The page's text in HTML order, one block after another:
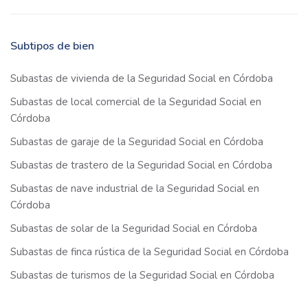
Subtipos de bien
Subastas de vivienda de la Seguridad Social en Córdoba
Subastas de local comercial de la Seguridad Social en
Córdoba
Subastas de garaje de la Seguridad Social en Córdoba
Subastas de trastero de la Seguridad Social en Córdoba
Subastas de nave industrial de la Seguridad Social en
Córdoba
Subastas de solar de la Seguridad Social en Córdoba
Subastas de finca rústica de la Seguridad Social en Córdoba
Subastas de turismos de la Seguridad Social en Córdoba